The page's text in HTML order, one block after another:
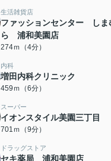
生活雑貨店
ファッションセンター しま
ら 浦和美園店
274ｍ（4分）
内科
増田内科クリニック
459ｍ（6分）
スーパー
イオンスタイル美園三丁目
701ｍ（9分）
ドラッグストア
セキ薬局 浦和美園店